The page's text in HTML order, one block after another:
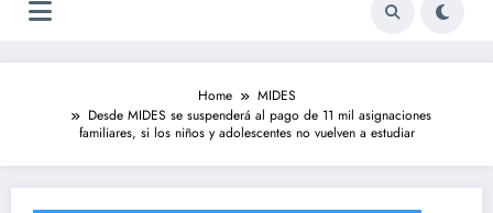
Home
MIDES
Desde MIDES se suspenderá al pago de 11 mil asignaciones
familiares, si los niños y adolescentes no vuelven a estudiar